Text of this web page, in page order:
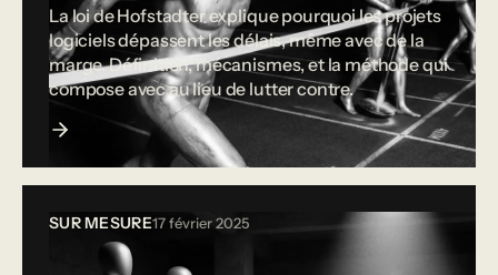
La loi de Hofstadter explique pourquoi les projets
logiciels dépassent les délais, même avec de la
marge. Définition, mécanismes, et la méthode qui
compose avec au lieu de lutter contre.
SUR MESURE17 février 2025